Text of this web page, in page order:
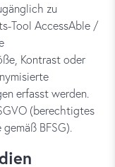
zu
Tool AccessAble /
Kontrast oder
erfasst werden.
(berechtigtes
BFSG).